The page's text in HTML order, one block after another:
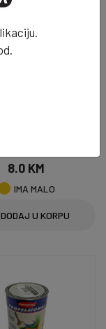
8.0 KM
IMA MALO
DODAJ U KORPU